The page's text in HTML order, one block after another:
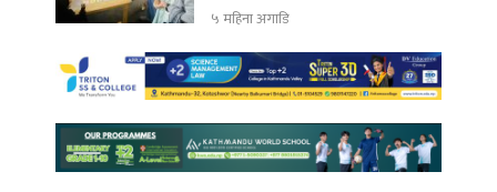
५ महिना अगाडि